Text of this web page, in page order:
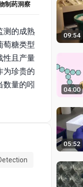
制药洞察
测的成熟
萄糖类型
性且产量
为珍贵的
量的吲
09:54
04:00
05:52